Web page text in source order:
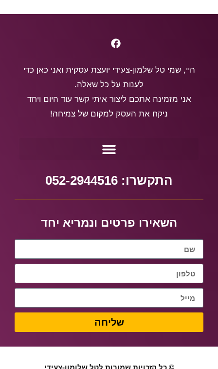
היי, שמי טל שלמון-צעידי יועצת עסקית ואני כאן כדי
לענות על כל שאלה.
אני מזמינה אתכם ליצור איתי קשר עוד היום ויחד
ניקח את העסק למקום של צמיחה!
התקשרו: 052-2944516
השאירו פרטים ונמריא יחד
שליחה